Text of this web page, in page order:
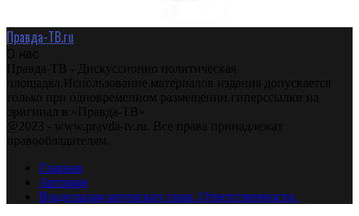
Правда-ТВ.ru
О нас
Правда-ТВ - Дискуссионно политическая
площадка.Использование материалов издания допускается
только при одновременном размещении гиперссылки на
оригинал в «Правда-ТВ»
@2023 - www.pravda-tv.ru. Все права принадлежат
правообладателям.
Главная
Авторам
Владельцам авторских прав. Ответственности.